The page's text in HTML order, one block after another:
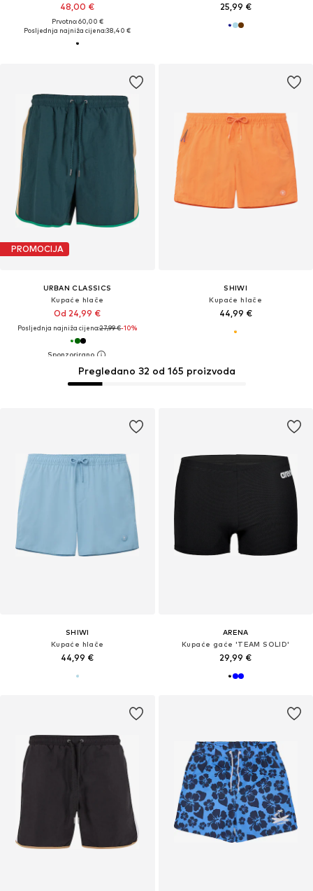
48,00 €
Prvotno: 60,00 €
Posljednja najniža cijena:38,40 €
25,99 €
PROMOCIJA
URBAN CLASSICS
Kupaće hlače
Od 24,99 €
Posljednja najniža cijena:27,99 €-10%
SHIWI
Kupaće hlače
44,99 €
Pregledano 32 od 165 proizvoda
SHIWI
Kupaće hlače
44,99 €
ARENA
Kupaće gaće 'TEAM SOLID'
29,99 €